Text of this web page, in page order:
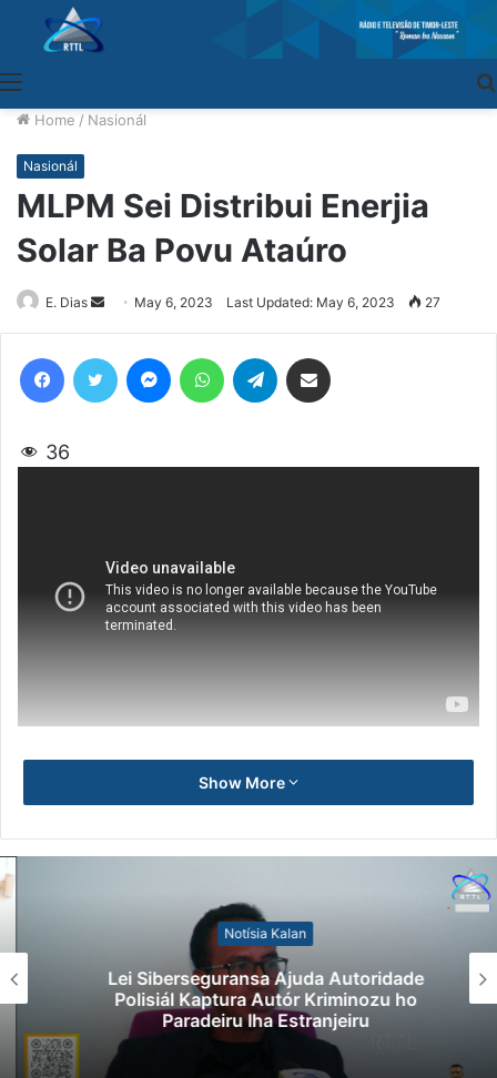
Home / Nasionál
Nasionál
MLPM Sei Distribui Enerjia
Solar Ba Povu Ataúro
E. Dias
Send
an
May 6, 2023 Last Updated: May 6, 2023 27
36
Show More
Notísia Kalan
Lei Siberseguransa Ajuda Autoridade
Polisiál Kaptura Autór Kriminozu ho
Paradeiru Iha Estranjeiru